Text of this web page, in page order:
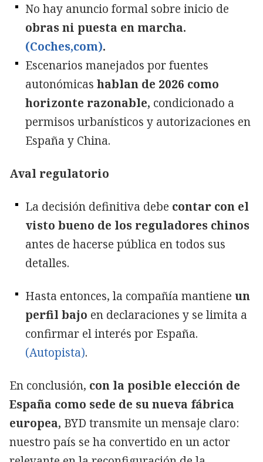
No hay anuncio formal sobre inicio de
obras ni puesta en marcha.
(Coches,com).
Escenarios manejados por fuentes
autonómicas hablan de 2026 como
horizonte razonable, condicionado a
permisos urbanísticos y autorizaciones en
España y China.
Aval regulatorio
La decisión definitiva debe contar con el
visto bueno de los reguladores chinos
antes de hacerse pública en todos sus
detalles.
Hasta entonces, la compañía mantiene un
perfil bajo en declaraciones y se limita a
confirmar el interés por España.
(Autopista).
En conclusión, con la posible elección de
España como sede de su nueva fábrica
europea, BYD transmite un mensaje claro:
nuestro país se ha convertido en un actor